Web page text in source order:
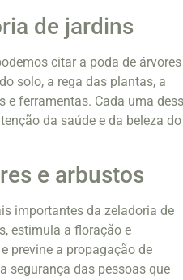
de jardins
citar a poda de árvores
solo, a rega das plantas, a
e ferramentas. Cada uma
da saúde e da beleza do
e arbustos
importantes da zeladoria de
estimula a floração e
previne a propagação de
segurança das pessoas que